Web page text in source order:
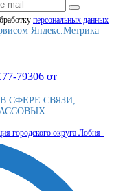
персональныx данных
Яндекс.Метрика
79306 от
СФЕРЕ СВЯЗИ,
городского округа Лобня